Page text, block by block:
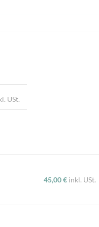
geknüpft, Traditionelle
USt.
45,00 € inkl. USt.